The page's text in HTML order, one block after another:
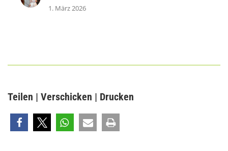
1. März 2026
Teilen | Verschicken | Drucken